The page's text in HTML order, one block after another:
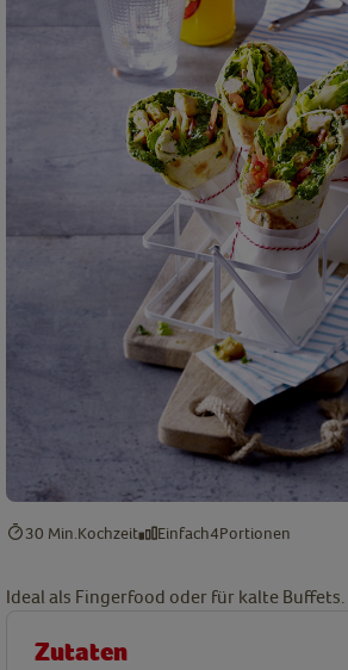
30 Min. Kochzeit Einfach4Portionen
Ideal als Fingerfood oder für kalte Buffets.
Zutaten